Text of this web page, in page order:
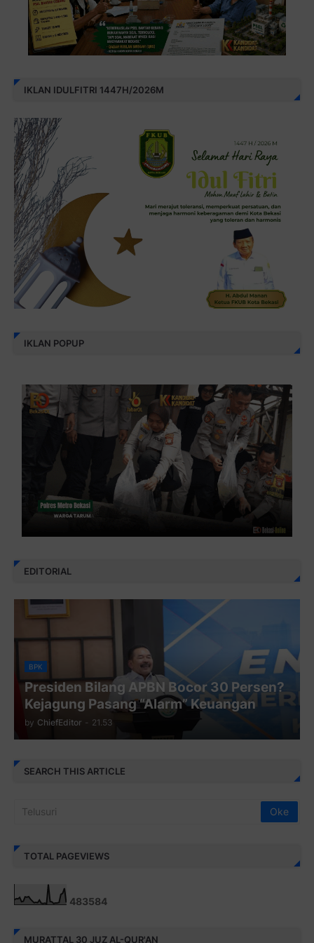
IKLAN IDULFITRI 1447H/2026M
IKLAN POPUP
EDITORIAL
BPK
Presiden Bilang APBN Bocor 30 Persen?
Kejagung Pasang “Alarm” Keuangan
by ChiefEditor - 21.53
SEARCH THIS ARTICLE
TOTAL PAGEVIEWS
483584
MURATTAL 30 JUZ AL-QUR'AN